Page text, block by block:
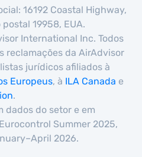
16192 Coastal Highway,
19958, EUA.
International Inc. Todos
reclamações da AirAdvisor
jurídicos afiliados à
Europeus, à ILA Canada e
.
dados do setor e em
Summer 2025,
2026.